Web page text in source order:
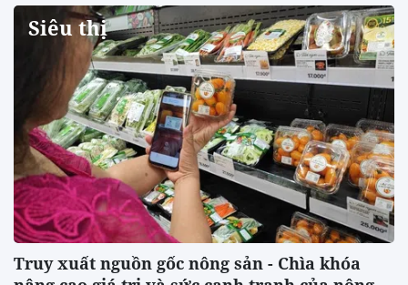
Siêu thị
Truy xuất nguồn gốc nông sản - Chìa khóa